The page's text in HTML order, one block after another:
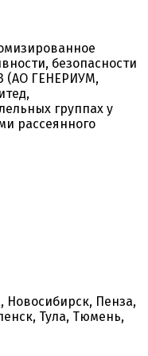
безопасности
(АО ГЕНЕРИУМ,
группах у
рассеянного
Новосибирск, Пенза,
Тула, Тюмень,